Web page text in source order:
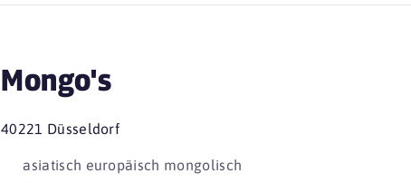
Mongo's
40221 Düsseldorf
asiatisch europäisch mongolisch